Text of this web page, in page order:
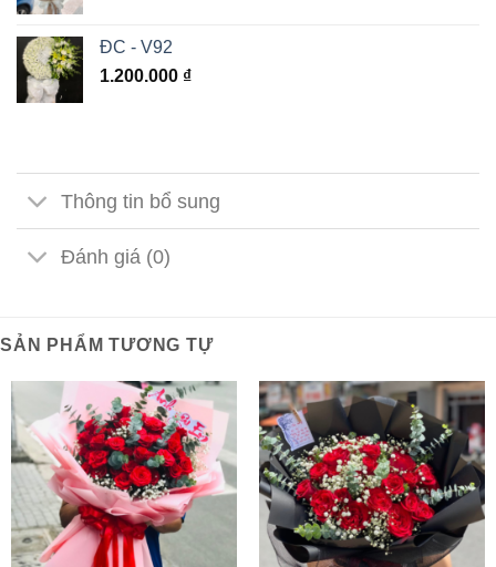
ĐC - V92
1.200.000 ₫
Thông tin bổ sung
Đánh giá (0)
SẢN PHẨM TƯƠNG TỰ